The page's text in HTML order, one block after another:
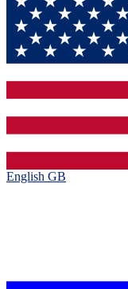
English GB‎